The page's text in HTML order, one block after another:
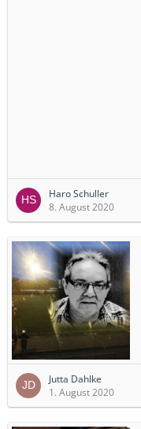
Haro Schuller
8. August 2020
Jutta Dahlke
1. August 2020